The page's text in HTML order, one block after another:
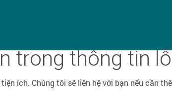
trong thông tin
ích. Chúng tôi sẽ liên hệ với bạn nếu cần